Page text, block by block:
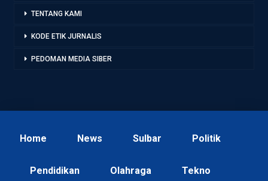
TENTANG KAMI
KODE ETIK JURNALIS
PEDOMAN MEDIA SIBER
Home News Sulbar Politik
Pendidikan Olahraga Tekno